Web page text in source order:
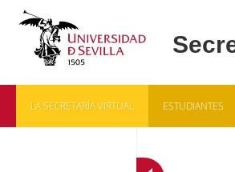
LA SECRETARÍA VIRTUAL ESTUDIANTES